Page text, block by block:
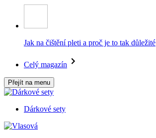
Jak na čištění pleti a proč je to tak důležité
Celý magazín
Přejít na menu
Dárkové sety